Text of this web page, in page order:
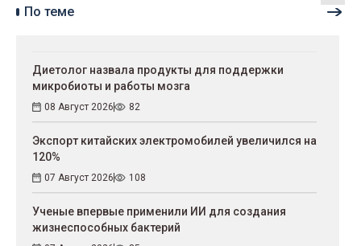
По теме
Диетолог назвала продукты для поддержки
микробиоты и работы мозга
08 Август 2026 82
Экспорт китайских электромобилей увеличился на
120%
07 Август 2026 108
Ученые впервые применили ИИ для создания
жизнеспособных бактерий